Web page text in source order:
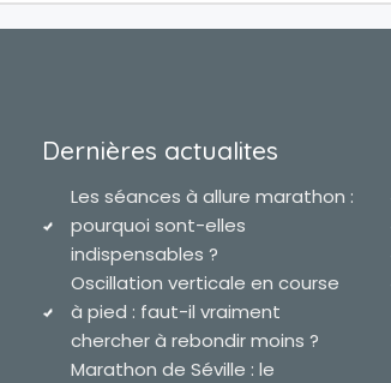
Dernières actualites
Les séances à allure marathon :
pourquoi sont-elles
indispensables ?
Oscillation verticale en course
à pied : faut-il vraiment
chercher à rebondir moins ?
Marathon de Séville : le